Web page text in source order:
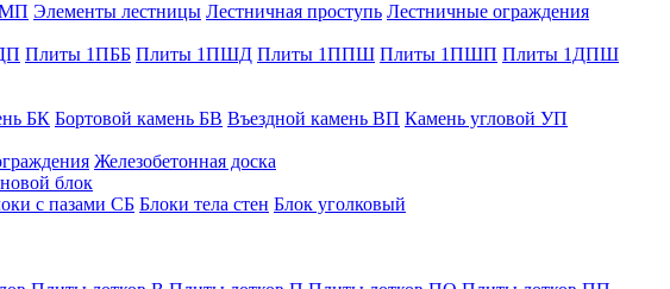
Элементы лестницы Лестничная проступь Лестничные ограждения
Плиты 1ПББ Плиты 1ПШД Плиты 1ППШ Плиты 1ПШП Плиты 1ДПШ
БК Бортовой камень БВ Въездной камень ВП Камень угловой УП
Железобетонная доска
блок
с пазами СБ Блоки тела стен Блок уголковый